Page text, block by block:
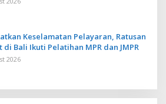
Keselamatan Pelayaran, Ratusan
di Bali Ikuti Pelatihan MPR dan JMPR
2026